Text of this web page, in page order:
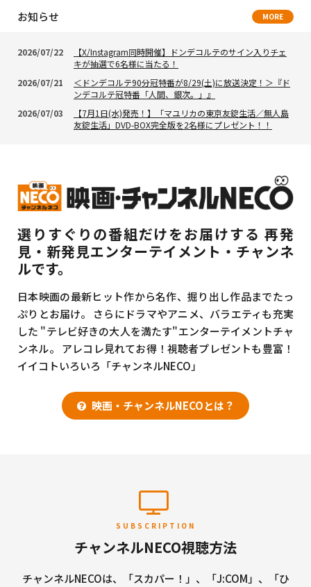
お知らせ MORE
2026/07/22
【X/Instagram同時開催】ドンデコルテのサイン入りチェ
キが抽選で6名様に当たる！
2026/07/21
＜ドンデコルテ90分冠特番が8/29(土)に放送決定！＞『ド
ンデコルテ冠特番「人間、銀次。」』
2026/07/03
【7月1日(水)発売！】「マユリカの東京友錠生活／無人島
友錠生活」DVD-BOX完全版を2名様にプレゼント！！
選りすぐりの番組だけをお届けする 再発
見・新発見エンターテイメント・チャンネ
ルです。
日本映画の最新ヒット作から名作、掘り出し作品までたっ
ぷりとお届け。
さらにドラマやアニメ、バラエティも充実
した "テレビ好きの大人を満たす"エンターテイメントチャ
ンネル。
アレコレ見れてお得！視聴者プレゼントも豊富！
イイコトいろいろ「チャンネルNECO」
映画・チャンネルNECOとは？
SUBSCRIPTION
チャンネルNECO視聴方法
チャンネルNECOは、「スカパー！」、「J:COM」、「ひ